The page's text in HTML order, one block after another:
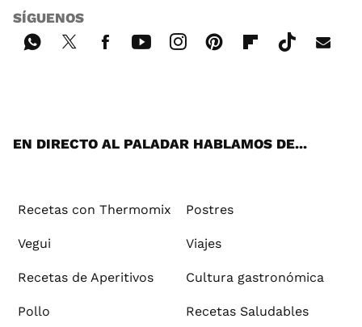
SÍGUENOS
EN DIRECTO AL PALADAR HABLAMOS DE...
Recetas con Thermomix Postres
Vegui Viajes
Recetas de Aperitivos Cultura gastronómica
Pollo Recetas Saludables